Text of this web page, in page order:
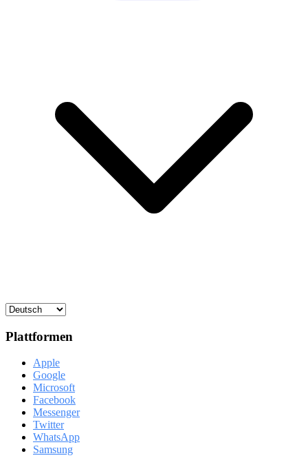
Plattformen
Apple
Google
Microsoft
Facebook
Messenger
Twitter
WhatsApp
Samsung